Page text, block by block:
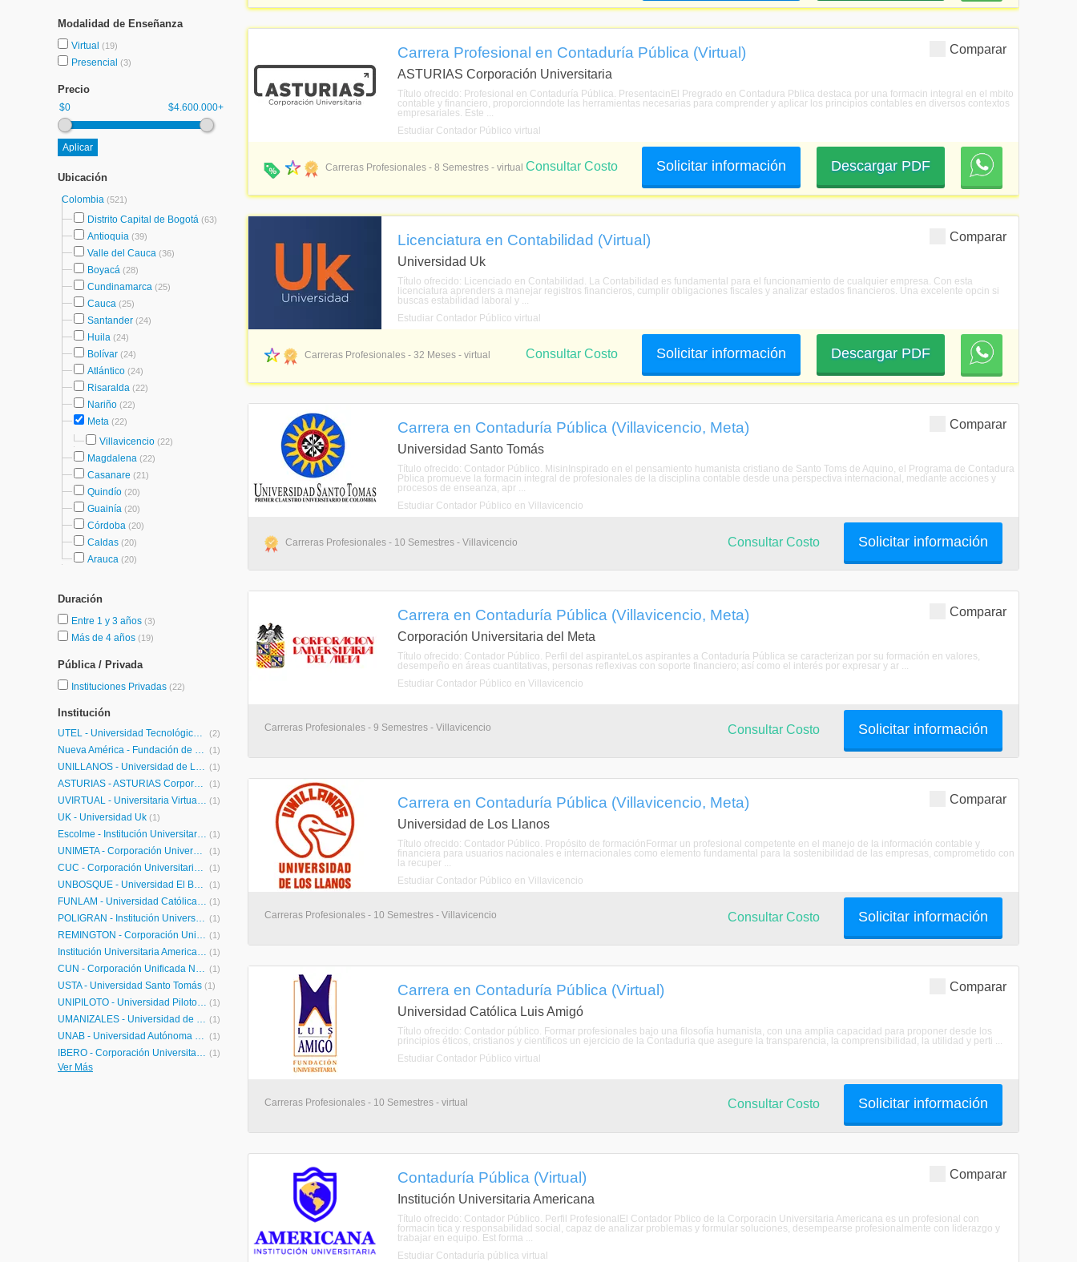
Modalidad de Enseñanza
Virtual (19)
Presencial (3)
Precio
$0 $4.600.000+
Ubicación
Colombia (521)
Distrito Capital de Bogotá (63)
Antioquia (39)
Valle del Cauca (36)
Boyacá (28)
Cundinamarca (25)
Cauca (25)
Santander (24)
Huila (24)
Bolívar (24)
Atlántico (24)
Risaralda (22)
Nariño (22)
Meta (22)
Villavicencio (22)
Magdalena (22)
Casanare (21)
Quindío (20)
Guainía (20)
Córdoba (20)
Caldas (20)
Arauca (20)
Duración
Entre 1 y 3 años (3)
Más de 4 años (19)
Pública / Privada
Instituciones Privadas (22)
Institución
UTEL - Universidad Tecnológica Latinoamericana en Línea Colombia (2)
Nueva América - Fundación de Educación Superior (1)
UNILLANOS - Universidad de Los Llanos (1)
ASTURIAS - ASTURIAS Corporación Universitaria (1)
UVIRTUAL - Universitaria Virtual Internacional (1)
UK - Universidad Uk (1)
Escolme - Institución Universitaria Escolme (1)
UNIMETA - Corporación Universitaria del Meta (1)
CUC - Corporación Universitaria de la Costa (1)
UNBOSQUE - Universidad El Bosque (1)
FUNLAM - Universidad Católica Luis Amigó (1)
POLIGRAN - Institución Universitaria Politécnico Grancolombiano (1)
REMINGTON - Corporación Universitaria Remington (1)
Institución Universitaria Americana (1)
CUN - Corporación Unificada Nacional de Educación Superior (1)
USTA - Universidad Santo Tomás (1)
UNIPILOTO - Universidad Piloto de Colombia (1)
UMANIZALES - Universidad de Manizales (1)
UNAB - Universidad Autónoma de Bucaramanga (1)
IBERO - Corporación Universitaria Iberoamericana (1)
Ver Más
Comparar
Carrera Profesional en Contaduría Pública (Virtual)
ASTURIAS Corporación Universitaria
Título ofrecido: Profesional en Contaduría Pública. PresentacinEl Pregrado en Contadura Pblica destaca por una formacin integral en el mbito
contable y financiero, proporcionndote las herramientas necesarias para comprender y aplicar los principios contables en diversos contextos
empresariales. Este ...
Estudiar Contador Público virtual
Carreras Profesionales - 8 Semestres - virtual Descargar PDF
Solicitar información
Consultar Costo
Comparar
Licenciatura en Contabilidad (Virtual)
Universidad Uk
Título ofrecido: Licenciado en Contabilidad. La Contabilidad es fundamental para el funcionamiento de cualquier empresa. Con esta
licenciatura aprenders a manejar registros financieros, cumplir obligaciones fiscales y analizar estados financieros. Una excelente opcin si
buscas estabilidad laboral y ...
Estudiar Contador Público virtual
Carreras Profesionales - 32 Meses - virtual Descargar PDF
Solicitar información
Consultar Costo
Comparar
Carrera en Contaduría Pública (Villavicencio, Meta)
Universidad Santo Tomás
Título ofrecido: Contador Público. MisinInspirado en el pensamiento humanista cristiano de Santo Toms de Aquino, el Programa de Contadura
Pblica promueve la formacin integral de profesionales de la disciplina contable desde una perspectiva internacional, mediante acciones y
procesos de enseanza, apr ...
Estudiar Contador Público en Villavicencio
Carreras Profesionales - 10 Semestres - Villavicencio Solicitar información
Consultar Costo
Comparar
Carrera en Contaduría Pública (Villavicencio, Meta)
Corporación Universitaria del Meta
Título ofrecido: Contador Público. Perfil del aspiranteLos aspirantes a Contaduría Pública se caracterizan por su formación en valores,
desempeño en áreas cuantitativas, personas reflexivas con soporte financiero; así como el interés por expresar y ar ...
Estudiar Contador Público en Villavicencio
Carreras Profesionales - 9 Semestres - Villavicencio Solicitar información
Consultar Costo
Comparar
Carrera en Contaduría Pública (Villavicencio, Meta)
Universidad de Los Llanos
Título ofrecido: Contador Público. Propósito de formaciónFormar un profesional competente en el manejo de la información contable y
financiera para usuarios nacionales e internacionales como elemento fundamental para la sostenibilidad de las empresas, comprometido con
la recuper ...
Estudiar Contador Público en Villavicencio
Carreras Profesionales - 10 Semestres - Villavicencio Solicitar información
Consultar Costo
Comparar
Carrera en Contaduría Pública (Virtual)
Universidad Católica Luis Amigó
Título ofrecido: Contador público. Formar profesionales bajo una filosofía humanista, con una amplia capacidad para proponer desde los
principios éticos, cristianos y científicos un ejercicio de la Contaduria que asegure la transparencia, la comprensibilidad, la utilidad y perti ...
Estudiar Contador Público virtual
Carreras Profesionales - 10 Semestres - virtual Solicitar información
Consultar Costo
Comparar
Contaduría Pública (Virtual)
Institución Universitaria Americana
Título ofrecido: Contador Público. Perfil ProfesionalEl Contador Pblico de la Corporacin Universitaria Americana es un profesional con
formacin tica y responsabilidad social, capaz de analizar problemas y formular soluciones, desempearse profesionalmente con liderazgo y
trabajar en equipo. Est forma ...
Estudiar Contaduría pública virtual